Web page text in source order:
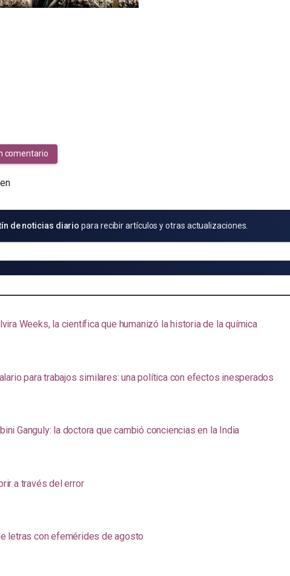
comentario
en
de noticias diario para recibir artículos y otras actualizaciones.
Weeks, la científica que humanizó la historia de la química
para trabajos similares: una política con efectos inesperados
Ganguly: la doctora que cambió conciencias en la India
a través del error
letras con efemérides de agosto